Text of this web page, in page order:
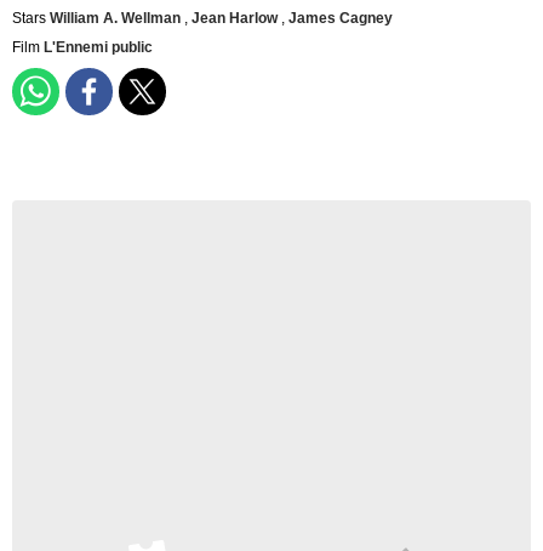
Stars William A. Wellman , Jean Harlow , James Cagney
Film L'Ennemi public